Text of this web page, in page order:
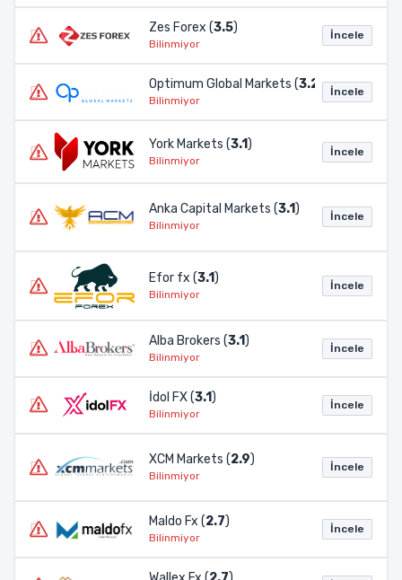
Zes Forex (3.5)
Bilinmiyor
İncele
Optimum Global Markets (3.2 )
Bilinmiyor
İncele
York Markets (3.1)
Bilinmiyor
İncele
Anka Capital Markets (3.1)
Bilinmiyor
İncele
Efor fx (3.1)
Bilinmiyor
İncele
Alba Brokers (3.1)
Bilinmiyor
İncele
İdol FX (3.1)
Bilinmiyor
İncele
XCM Markets (2.9)
Bilinmiyor
İncele
Maldo Fx (2.7)
Bilinmiyor
İncele